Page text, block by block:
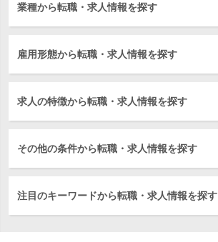
業種から転職・求人情報を探す
雇用形態から転職・求人情報を探す
求人の特徴から転職・求人情報を探す
その他の条件から転職・求人情報を探す
注目のキーワードから転職・求人情報を探す